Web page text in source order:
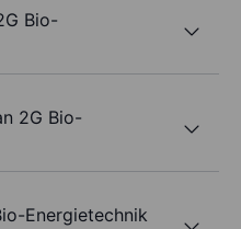
Bio-
2G Bio-
Energietechnik